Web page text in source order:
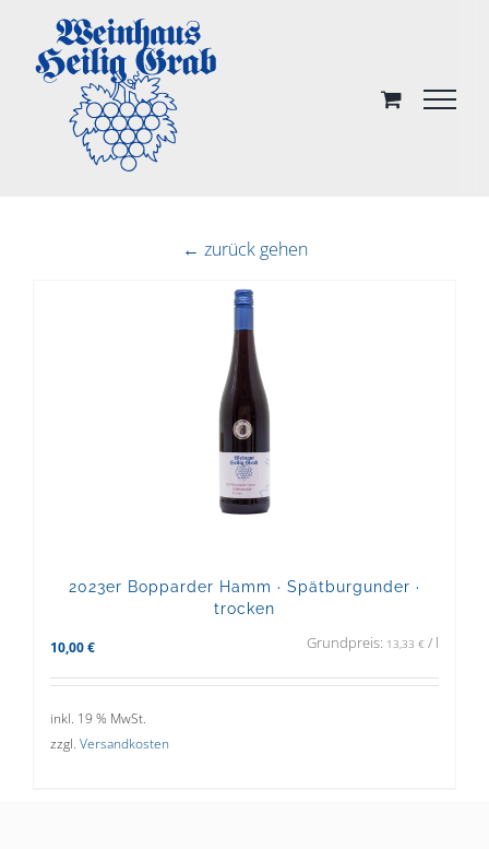
content
← zurück gehen
2023er Bopparder Hamm · Spätburgunder ·
trocken
10,00 € Grundpreis: 13,33 € / l
inkl. 19 % MwSt.
zzgl. Versandkosten